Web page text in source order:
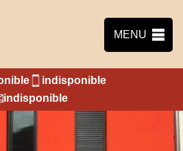
MENU
indisponible
indisponible